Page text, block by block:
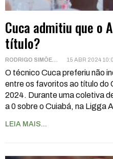
Cuca admitiu que o
título?
15 ABR 2024
O técnico Cuca preferiu não
entre os favoritos ao título do
2024. Durante uma coletiva
a 0 sobre o Cuiabá, na Ligga
LEIA MAIS...